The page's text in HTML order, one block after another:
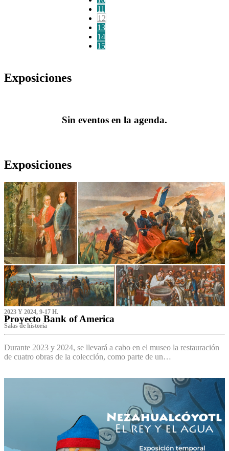
11
12
13
14
15
Exposiciones
Sin eventos en la agenda.
Exposiciones
2023 Y 2024, 9-17 H.
Proyecto Bank of America
S‌alas de historia
Durante 2023 y 2024, se llevará a cabo en el museo la restauración
de cuatro obras de la colección, como parte de un…